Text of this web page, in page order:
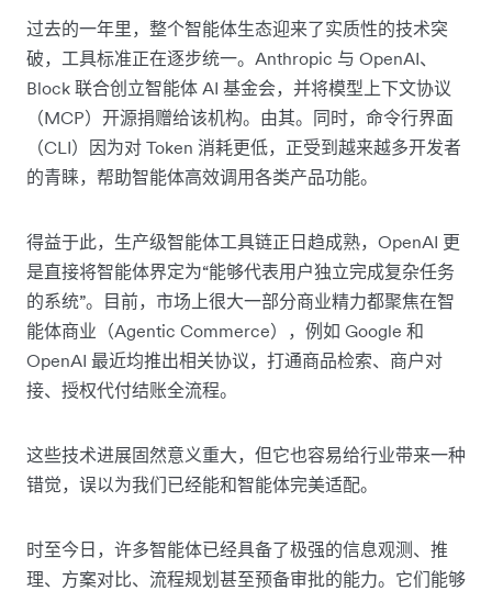
过去的一年里，整个智能体生态迎来了实质性的技术突
破，工具标准正在逐步统一。Anthropic 与 OpenAI、
Block 联合创立智能体 AI 基金会，并将模型上下文协议
（MCP）开源捐赠给该机构。由其。同时，命令行界面
（CLI）因为对 Token 消耗更低，正受到越来越多开发者
的青睐，帮助智能体高效调用各类产品功能。
得益于此，生产级智能体工具链正日趋成熟，OpenAI 更
是直接将智能体界定为“能够代表用户独立完成复杂任务
的系统”。目前，市场上很大一部分商业精力都聚焦在智
能体商业（Agentic Commerce），例如 Google 和
OpenAI 最近均推出相关协议，打通商品检索、商户对
接、授权代付结账全流程。
这些技术进展固然意义重大，但它也容易给行业带来一种
错觉，误以为我们已经能和智能体完美适配。
时至今日，许多智能体已经具备了极强的信息观测、推
理、方案对比、流程规划甚至预备审批的能力。它们能够